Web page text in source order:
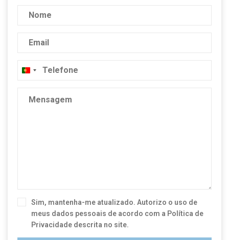
Portugal
Sim, mantenha-me atualizado. Autorizo o uso de
meus dados pessoais de acordo com a Política de
Privacidade descrita no site.